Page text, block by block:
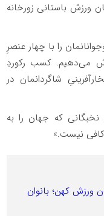
ورزش باستانی زورخانه
را با چهار عنصرِ
می‌دهیم. کسب رکوردِ
شاگردانمان در
نخبگانی که جهان را به
نیست.»
ورزش کهن؛ بانوان